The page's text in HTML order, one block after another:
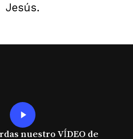
Jesús.
Play
Video
nuestro VÍDEO de